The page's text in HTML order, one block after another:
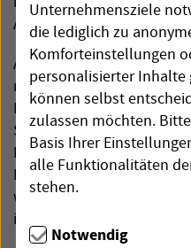
Aufschlag
Aktuell wurden durch den
modernen oder
Rechnungen direkt an Sie
Strom Germering GmbH,
Richtigstellung der
Bayern GmbH
werden von uns zeitnah
informiert.
Unternehmensziele
die lediglich zu
Komforteinstellungen
personalisierter Inhalte
können selbst
zulassen möchten.
Basis Ihrer
alle Funktionalitäten
stehen.
Notwendig